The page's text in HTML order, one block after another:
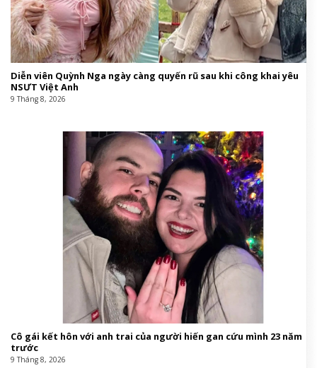
Diễn viên Quỳnh Nga ngày càng quyến rũ sau khi công khai yêu
NSƯT Việt Anh
9 Tháng 8, 2026
Cô gái kết hôn với anh trai của người hiến gan cứu mình 23 năm
trước
9 Tháng 8, 2026